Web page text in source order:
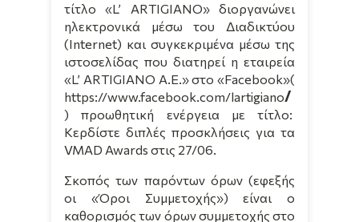
τίτλο «L’ ARTIGIANO» διοργανώνει
ηλεκτρονικά μέσω του Διαδικτύου
(Internet) και συγκεκριμένα μέσω της
ιστοσελίδας που διατηρεί η εταιρεία
«L’ ARTIGIANO A.E.» στο «Facebook»(
https://www.facebook.com/lartigiano/
) προωθητική ενέργεια με τίτλο:
Κερδίστε διπλές προσκλήσεις για τα
VMAD Awards στις 27/06.
Σκοπός των παρόντων όρων (εφεξής
οι «Όροι Συμμετοχής») είναι ο
καθορισμός των όρων συμμετοχής στο